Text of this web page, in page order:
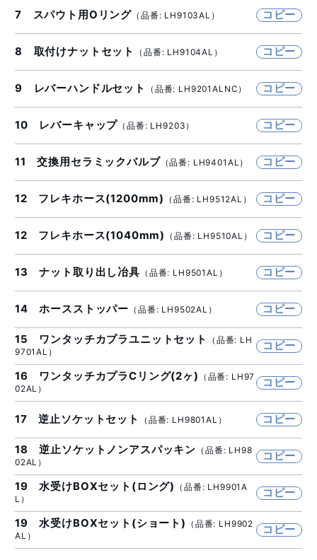
7 スパウト用Oリング （品番: LH9103AL） コピー
8 取付けナットセット （品番: LH9104AL） コピー
9 レバーハンドルセット （品番: LH9201ALNC） コピー
10 レバーキャップ （品番: LH9203） コピー
11 交換用セラミックバルブ（品番: LH9401AL） コピー
12 フレキホース(1200mm) （品番: LH9512AL） コピー
12 フレキホース(1040mm) （品番: LH9510AL） コピー
13 ナット取り出し冶具 （品番: LH9501AL） コピー
14 ホースストッパー （品番: LH9502AL） コピー
15 ワンタッチカプラユニットセット
（品番: LH
9701AL）
コピー
16 ワンタッチカプラCリング(2ヶ) （品番: LH97
02AL）
コピー
17 逆止ソケットセット （品番: LH9801AL） コピー
18 逆止ソケットノンアスパッキン （品番: LH98
02AL）
コピー
19 水受けBOXセット(ロング) （品番: LH9901A
L）
コピー
19 水受けBOXセット(ショート) （品番: LH9902
AL）
コピー